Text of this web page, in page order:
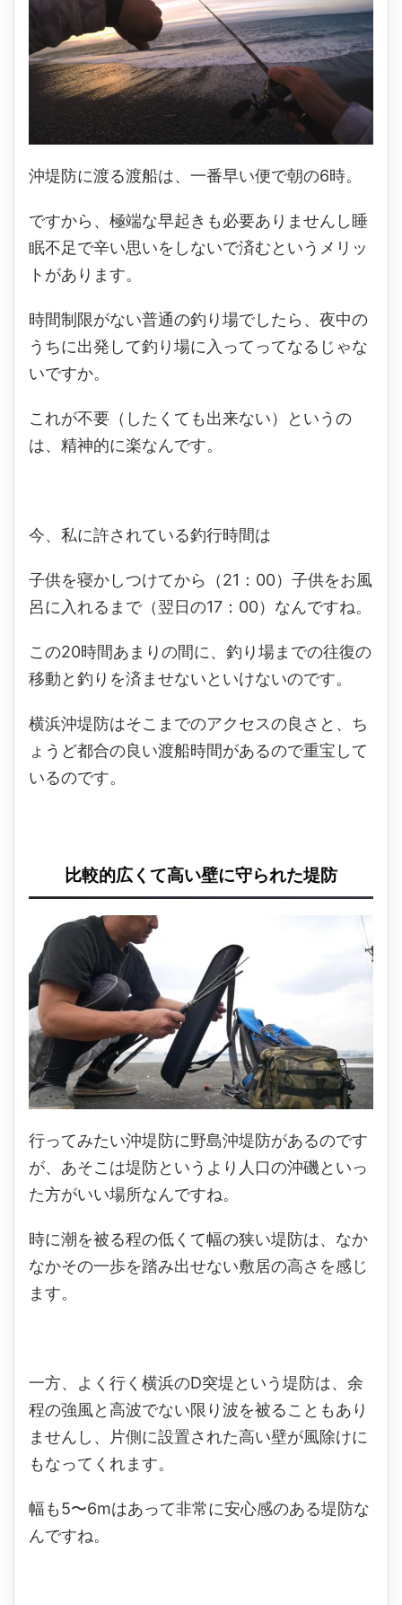
沖堤防に渡る渡船は、一番早い便で朝の6時。
ですから、極端な早起きも必要ありませんし睡
眠不足で辛い思いをしないで済むというメリッ
トがあります。
時間制限がない普通の釣り場でしたら、夜中の
うちに出発して釣り場に入ってってなるじゃな
いですか。
これが不要（したくても出来ない）というの
は、精神的に楽なんです。
今、私に許されている釣行時間は
子供を寝かしつけてから（21：00）子供をお風
呂に入れるまで（翌日の17：00）なんですね。
この20時間あまりの間に、釣り場までの往復の
移動と釣りを済ませないといけないのです。
横浜沖堤防はそこまでのアクセスの良さと、ち
ょうど都合の良い渡船時間があるので重宝して
いるのです。
比較的広くて高い壁に守られた堤防
行ってみたい沖堤防に野島沖堤防があるのです
が、あそこは堤防というより人口の沖磯といっ
た方がいい場所なんですね。
時に潮を被る程の低くて幅の狭い堤防は、なか
なかその一歩を踏み出せない敷居の高さを感じ
ます。
一方、よく行く横浜のD突堤という堤防は、余
程の強風と高波でない限り波を被ることもあり
ませんし、片側に設置された高い壁が風除けに
もなってくれます。
幅も5〜6mはあって非常に安心感のある堤防な
んですね。